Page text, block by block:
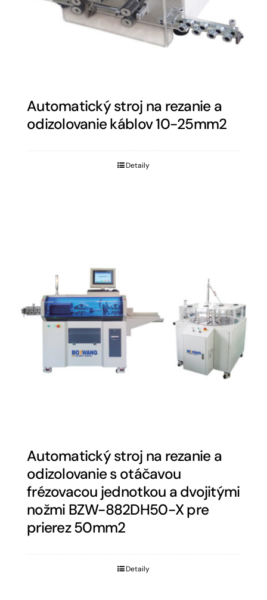
Automatický stroj na rezanie a
odizolovanie káblov 10-25mm2
Detaily
Automatický stroj na rezanie a
odizolovanie s otáčavou
frézovacou jednotkou a dvojitými
nožmi BZW-882DH50-X pre
prierez 50mm2
Detaily